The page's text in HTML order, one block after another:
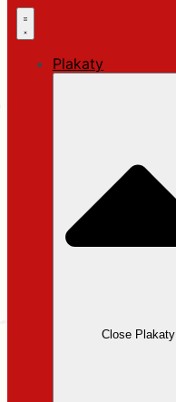
Plakaty
Close Plakaty